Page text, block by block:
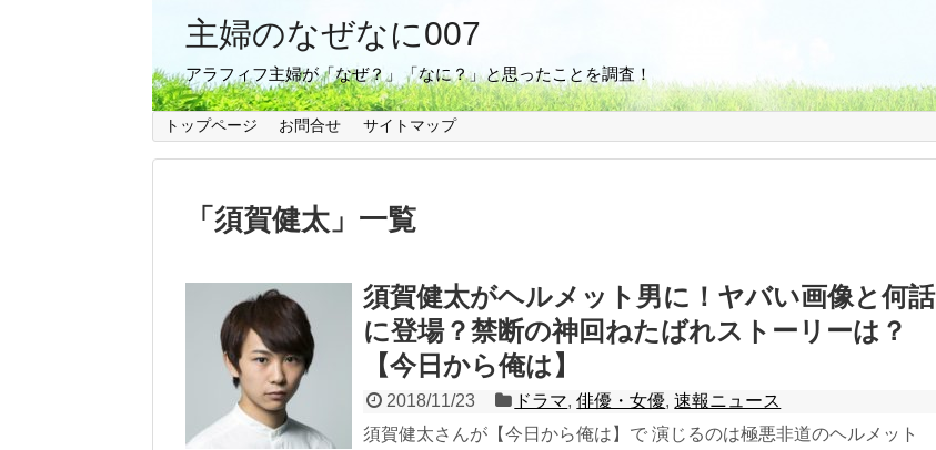
主婦のなぜなに007
アラフィフ主婦が「なぜ？」「なに？」と思ったことを調査！
トップページ お問合せ サイトマップ
「 須賀健太 」 一覧
須賀健太がヘルメット男に！ヤバい画像と何話
に登場？禁断の神回ねたばれストーリーは？
【今日から俺は】
2018/11/23 ドラマ,俳優・女優,速報ニュース
須賀健太さんが【今日から俺は】で 演じるのは極悪非道のヘルメット